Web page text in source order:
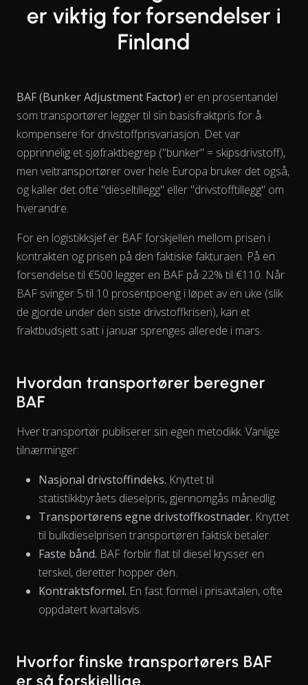
View as data table, Chart
er viktig for forsendelser i
Finland
BAF (Bunker Adjustment Factor) er en prosentandel
som transportører legger til sin basisfraktpris for å
kompensere for drivstoffprisvariasjon. Det var
opprinnelig et sjøfraktbegrep ("bunker" = skipsdrivstoff),
men veitransportører over hele Europa bruker det også,
og kaller det ofte "dieseltillegg" eller "drivstofftillegg" om
hverandre.
For en logistikksjef er BAF forskjellen mellom prisen i
kontrakten og prisen på den faktiske fakturaen. På en
forsendelse til €500 legger en BAF på 22% til €110. Når
BAF svinger 5 til 10 prosentpoeng i løpet av en uke (slik
de gjorde under den siste drivstoffkrisen), kan et
fraktbudsjett satt i januar sprenges allerede i mars.
Hvordan transportører beregner
BAF
Hver transportør publiserer sin egen metodikk. Vanlige
tilnærminger:
Nasjonal drivstoffindeks. Knyttet til
statistikkbyråets dieselpris, gjennomgås månedlig.
Transportørens egne drivstoffkostnader. Knyttet
til bulkdieselprisen transportøren faktisk betaler.
Faste bånd. BAF forblir flat til diesel krysser en
terskel, deretter hopper den.
Kontraktsformel. En fast formel i prisavtalen, ofte
oppdatert kvartalsvis.
Hvorfor finske transportørers BAF
er så forskjellige